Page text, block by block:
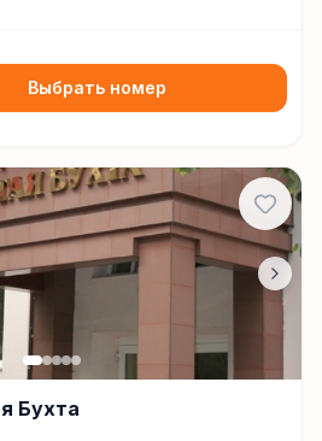
Выбрать номер
Бухта